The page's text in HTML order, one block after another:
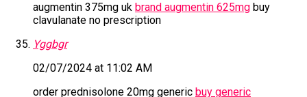
augmentin 375mg uk brand augmentin 625mg buy
clavulanate no prescription
Yggbgr
02/07/2024 at 11:02 AM
order prednisolone 20mg generic buy generic